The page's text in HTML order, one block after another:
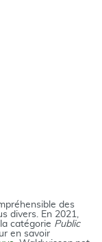
des
divers. En 2021,
catégorie Public
en savoir